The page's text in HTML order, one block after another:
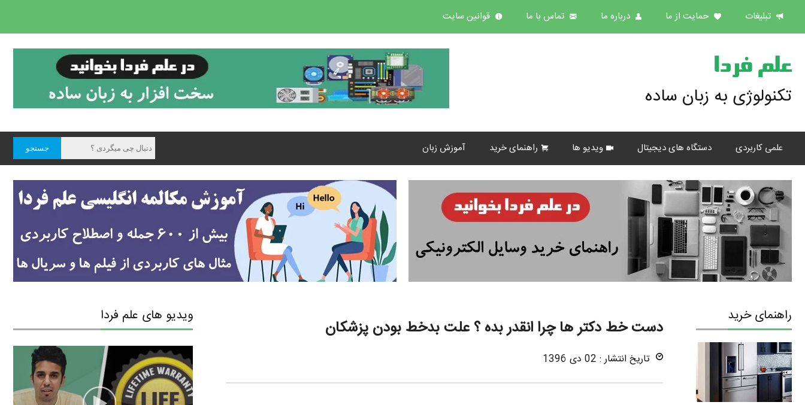
تبلیغات حمایت از ما درباره ما تماس با ما قوانین سایت
علم فردا
تکنولوژی به زبان ساده
علمی کاربردی دستگاه های دیجیتال ویدیو ها راهنمای خرید آموزش زبان
راهنمای خرید
دست خط دکتر ها چرا انقدر بده ؟ علت بدخط بودن پزشکان
تاریخ انتشار : 02 دی 1396
ویدیو های علم فردا